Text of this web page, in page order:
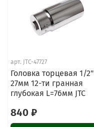
арт. JTC-47727
Головка торцевая 1/2"
27мм 12-ти гранная
глубокая L=76мм JTC
840 ₽